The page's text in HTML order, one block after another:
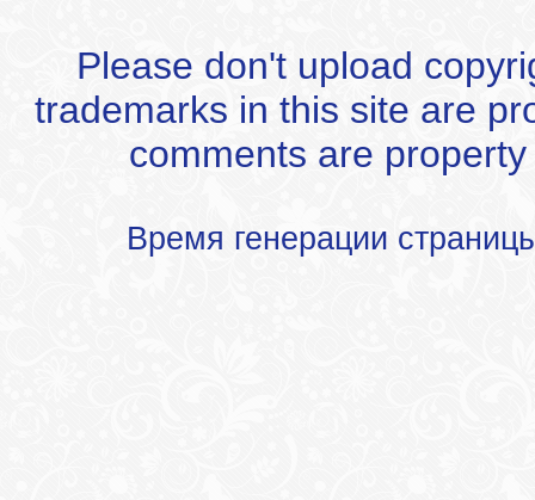
Please don't upload
trademarks in this site are
comments are
Время генерации